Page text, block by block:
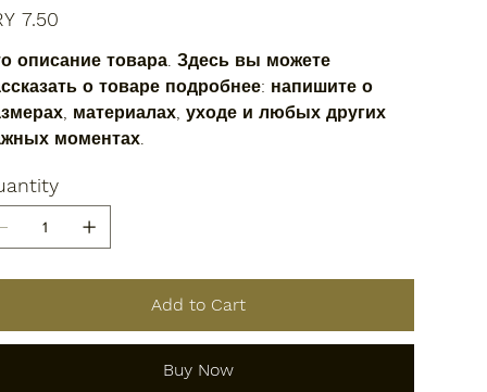
7.50
описание товара. Здесь вы можете
о товаре подробнее: напишите о
материалах, уходе и любых других
моментах.
Add to Cart
Buy Now